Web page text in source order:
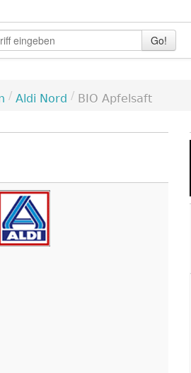
Go!
/ Aldi Nord / BIO Apfelsaft